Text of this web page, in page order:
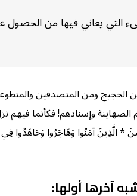
يعاني فيها من الحصول
الحجيج ومن المتصدقين
وإسنادهم! فكأنما فيهم
* الَّذِينَ آمَنُوا وَهَاجَرُوا
آخرها أولها: